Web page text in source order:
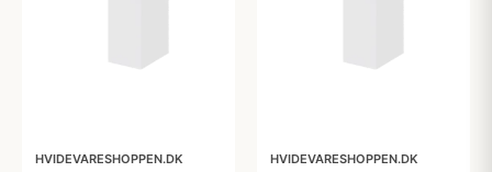
HVIDEVARESHOPPEN.DK HVIDEVARESHOPPEN.DK